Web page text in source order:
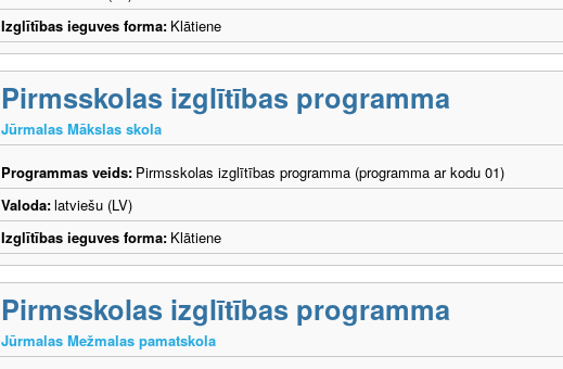
Izglītības ieguves forma: Klātiene
Pirmsskolas izglītības programma
Jūrmalas Mākslas skola
Programmas veids: Pirmsskolas izglītības programma (programma ar kodu 01)
Valoda:latviešu (LV)
Izglītības ieguves forma: Klātiene
Pirmsskolas izglītības programma
Jūrmalas Mežmalas pamatskola